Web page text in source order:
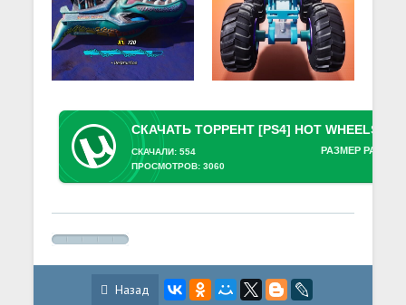
РАЗМЕР
СКАЧАЛИ: 554
ПРОСМОТРОВ: 3060
Назад